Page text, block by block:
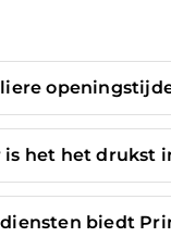
is het het drukst
biedt